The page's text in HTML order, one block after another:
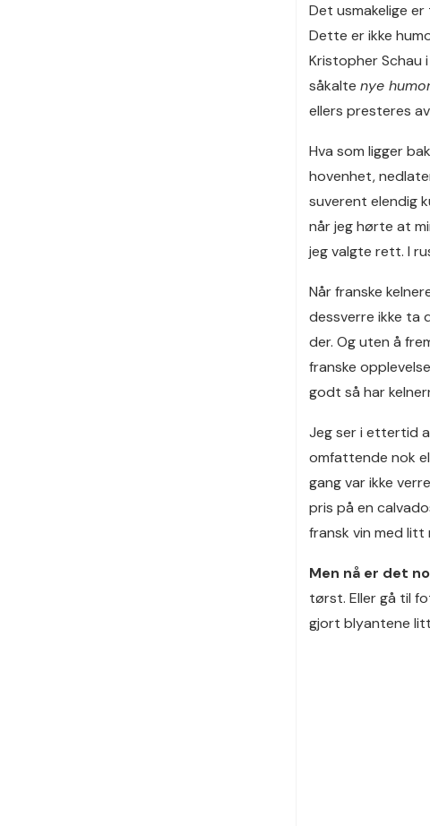
Det usmakelige
Dette er ikke
Kristopher Schau
såkalte nye
ellers presteres
Hva som ligger
hovenhet,
suverent elendig
når jeg hørte at
jeg valgte rett. I
Når franske
dessverre ikke ta
der. Og uten å
franske
godt så har
Jeg ser i ettertid
omfattende nok
gang var ikke
pris på en
fransk vin med
Men nå er det
tørst. Eller gå til
gjort blyantene